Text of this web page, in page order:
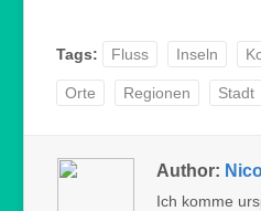
Tags: Fluss Inseln
Orte Regionen Stadt
Author:
Ich komme